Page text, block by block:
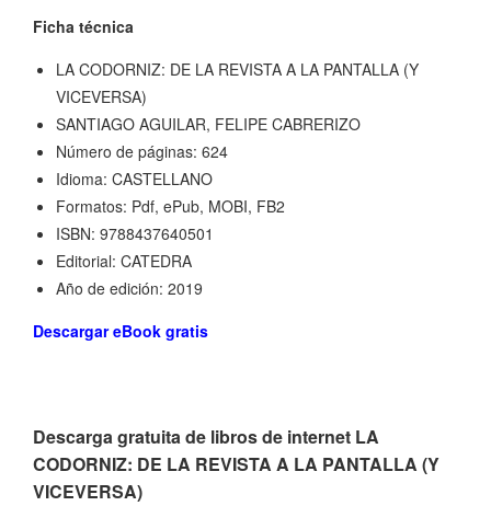
Ficha técnica
LA CODORNIZ: DE LA REVISTA A LA PANTALLA (Y
VICEVERSA)
SANTIAGO AGUILAR, FELIPE CABRERIZO
Número de páginas: 624
Idioma: CASTELLANO
Formatos: Pdf, ePub, MOBI, FB2
ISBN: 9788437640501
Editorial: CATEDRA
Año de edición: 2019
Descargar eBook gratis
Descarga gratuita de libros de internet LA
CODORNIZ: DE LA REVISTA A LA PANTALLA (Y
VICEVERSA)